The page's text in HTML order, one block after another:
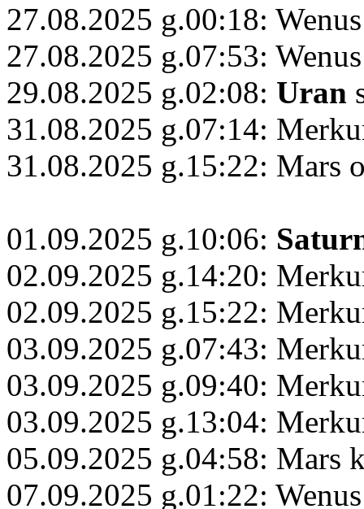
27.08.2025 g.00:18:
27.08.2025 g.07:53:
29.08.2025 g.02:08: Uran
31.08.2025 g.07:14:
31.08.2025 g.15:22: Mars
01.09.2025 g.10:06:
02.09.2025 g.14:20:
02.09.2025 g.15:22:
03.09.2025 g.07:43:
03.09.2025 g.09:40:
03.09.2025 g.13:04:
05.09.2025 g.04:58: Mars
07.09.2025 g.01:22: